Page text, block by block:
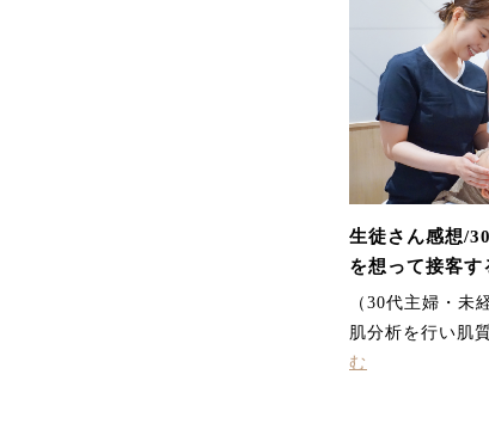
生徒さん感想/
を想って接客す
（30代主婦・未
肌分析を行い肌
む